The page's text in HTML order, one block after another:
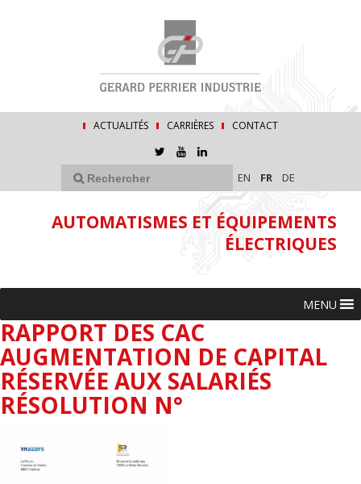
ACTUALITÉS CARRIÈRES CONTACT
EN FR DE
AUTOMATISMES ET ÉQUIPEMENTS
ÉLECTRIQUES
MENU
RAPPORT DES CAC
AUGMENTATION DE CAPITAL
RÉSERVÉE AUX SALARIÉS
RÉSOLUTION N°